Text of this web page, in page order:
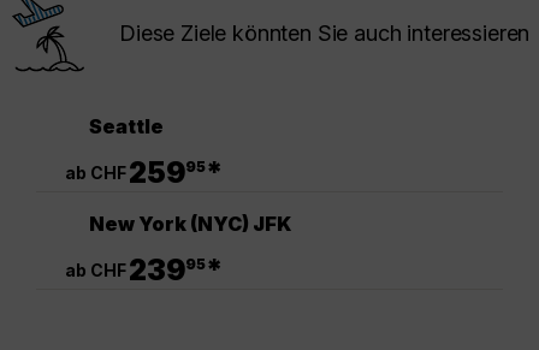
Diese Ziele könnten Sie auch interessieren
Seattle
ab CHF25995*
New York (NYC) JFK
ab CHF23995*